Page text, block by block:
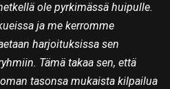
ole pyrkimässä huipulle.
ja me kerromme
harjoituksissa sen
Tämä takaa sen, että
tasonsa mukaista kilpailua